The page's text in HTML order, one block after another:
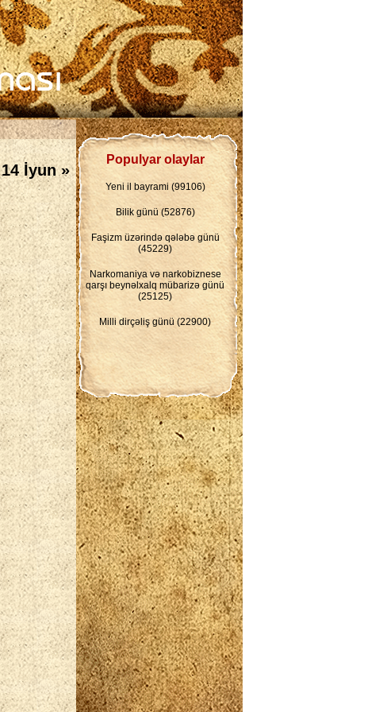
14 İyun »
Populyar olaylar
Yeni il bayrami (99106)
Bilik günü (52876)
Faşizm üzərində qələbə günü
(45229)
Narkomaniya və narkobiznese
qarşı beynəlxalq mübarizə günü
(25125)
Milli dirçəliş günü (22900)